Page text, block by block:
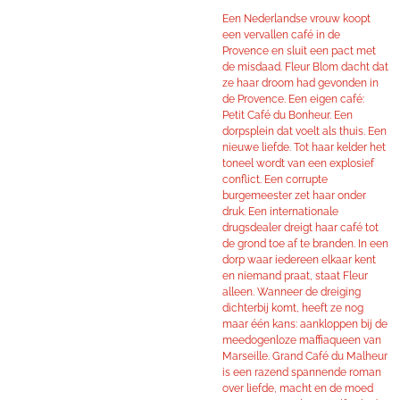
Een Nederlandse vrouw koopt
een vervallen café in de
Provence en sluit een pact met
de misdaad. Fleur Blom dacht dat
ze haar droom had gevonden in
de Provence. Een eigen café:
Petit Café du Bonheur. Een
dorpsplein dat voelt als thuis. Een
nieuwe liefde. Tot haar kelder het
toneel wordt van een explosief
conflict. Een corrupte
burgemeester zet haar onder
druk. Een internationale
drugsdealer dreigt haar café tot
de grond toe af te branden. In een
dorp waar iedereen elkaar kent
en niemand praat, staat Fleur
alleen. Wanneer de dreiging
dichterbij komt, heeft ze nog
maar één kans: aankloppen bij de
meedogenloze maffia­queen van
Marseille. Grand Café du Malheur
is een razend spannende roman
over liefde, macht en de moed